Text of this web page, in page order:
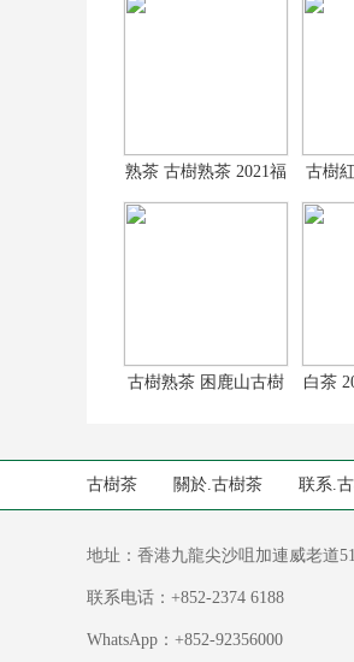
熟茶 古樹熟茶 2021福
餅普洱茶 3
古樹
古
古樹熟茶 困鹿山古樹
白茶
古樹茶 關於.古樹茶 联系.
地址：香港九龍尖沙咀加連威老道
联系电话：+852-2374 6188
WhatsApp：+852-92356000